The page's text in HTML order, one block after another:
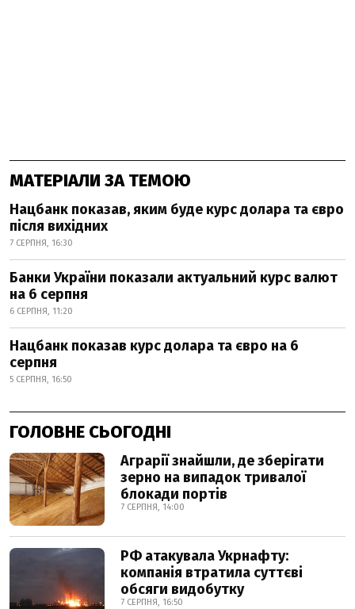
МАТЕРІАЛИ ЗА ТЕМОЮ
Нацбанк показав, яким буде курс долара та євро
після вихідних
7 СЕРПНЯ, 16:30
Банки України показали актуальний курс валют
на 6 серпня
6 СЕРПНЯ, 11:20
Нацбанк показав курс долара та євро на 6
серпня
5 СЕРПНЯ, 16:50
ГОЛОВНЕ СЬОГОДНІ
Аграрії знайшли, де зберігати
зерно на випадок тривалої
блокади портів
7 СЕРПНЯ, 14:00
РФ атакувала Укрнафту:
компанія втратила суттєві
обсяги видобутку
7 СЕРПНЯ, 16:50